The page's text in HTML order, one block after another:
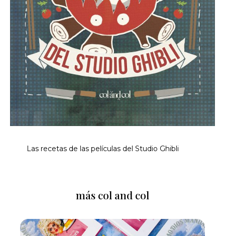
Las recetas de las películas del Studio Ghibli
más col and col